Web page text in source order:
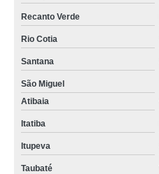
Recanto Verde
Rio Cotia
Santana
São Miguel
Atibaia
Itatiba
Itupeva
Taubaté